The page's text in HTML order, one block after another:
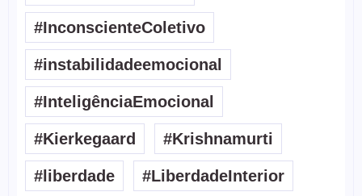
#InconscienteColetivo
#instabilidadeemocional
#InteligênciaEmocional
#Kierkegaard #Krishnamurti
#liberdade #LiberdadeInterior